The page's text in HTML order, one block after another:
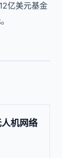
亿美元基金
机网络